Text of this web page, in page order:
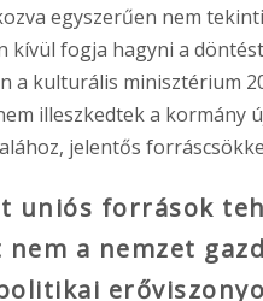
egyszerűen nem
kívül fogja hagyni a
a kulturális minisztérium
illeszkedtek a kormány
jelentős
uniós források
nem a nemzet